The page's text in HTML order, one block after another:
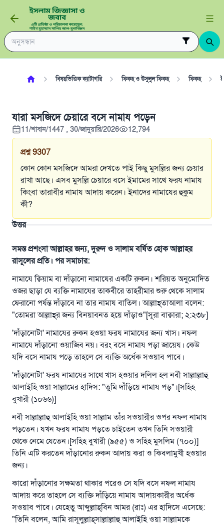
বিষয়ভিত্তিক ক্যাটাগরি ফিকহ ও উসুলুল ফিকহ ফিকহ
যারা মসজিদে চেয়ারে বসে নামায পড়েন
11/শাবান/1447 , 30/জানুয়ারি/2026 12,794
প্রশ্ন 9307
কোন কোন মসজিদে আমরা দেখতে পাই কিছু মুসল্লির জন্য চেয়ার
রাখা আছে। এসব মুসল্লি চেয়ারে বসে ইমামের সাথে ফরয নামায
কিংবা তারাবীর নামায আদায় করেন। ইনাদের নামাযের হুকুম
কী?
উত্তর
সমস্ত প্রশংসা আল্লাহর জন্য, দুরুদ ও সালাম বর্ষিত হোক আল্লাহর
রাসূলের প্রতি। পর সমাচার:
নামাযে ক্বিয়াম বা দাঁড়ানো নামাযের একটি রুকন। শরিয়ত অনুমোদিত
ওজর ছাড়া যে ব্যক্তি নামাযের তাকবীরে তাহরীমার শুরু থেকে সালাম
ফেরানো পর্যন্ত দাঁড়াবে না তার নামায বাতিল। আল্লাহ্‌তাআলা বলেন:
"তোমরা আল্লাহ্‌র জন্য বিনয়াবনত হয়ে দাঁড়াও"[সূরা বাক্বারা; ২:২৩৮]
'দাঁড়ানোটা' নামাযের রুকন হওয়া ফরয নামাযের জন্য খাস। নফল
নামাযে দাঁড়ানো ওয়াজিব নয়। বরং বসে নামায পড়া জায়েয। কেউ
যদি বসে নামায পড়ে তাহলে সে ব্যক্তি অর্ধেক সওয়াব পাবে।
'দাঁড়ানোটা' ফরয নামাযের সাথে খাস হওয়ার দলিল হল নবী সাল্লাল্লাহু
আলাইহি ওয়া সাল্লামের হাদিস: "তুমি দাঁড়িয়ে নামায পড়"।[সহিহ
বুখারী (১০৬৬)]
নবী সাল্লাল্লাহু আলাইহি ওয়া সাল্লাম তাঁর সওয়ারীর ওপর নফল নামায
পড়তেন। যখন ফরয নামায পড়তে চাইতেন তখন তিনি সওয়ারী
থেকে নেমে যেতেন।[সহিহ বুখারী (৯৫৫) ও সহিহ মুসলিম (৭০০)]
তিনি এটি করতেন দাঁড়ানোর রুকন আদায় করা ও কিবলামুখী হওয়ার
জন্য।
কারো দাঁড়ানোর সক্ষমতা থাকার পরেও সে যদি বসে নফল নামায
আদায় করে তাহলে সে ব্যক্তি দাঁড়িয়ে নামায আদায়কারীর অর্ধেক
সওয়াব পাবে। যেহেতু আব্দুল্লাহ্‌বিন আমর (রাঃ) এর হাদিসে এসেছে:
"তিনি বলেন, আমি রাসূলুল্লাহ্‌সাল্লাল্লাহু আলাইহি ওয়া সাল্লামকে
উত্তর নম্বর ১১০৮৪৫ একটি বিবাহ রক্ষা
করেছিল।